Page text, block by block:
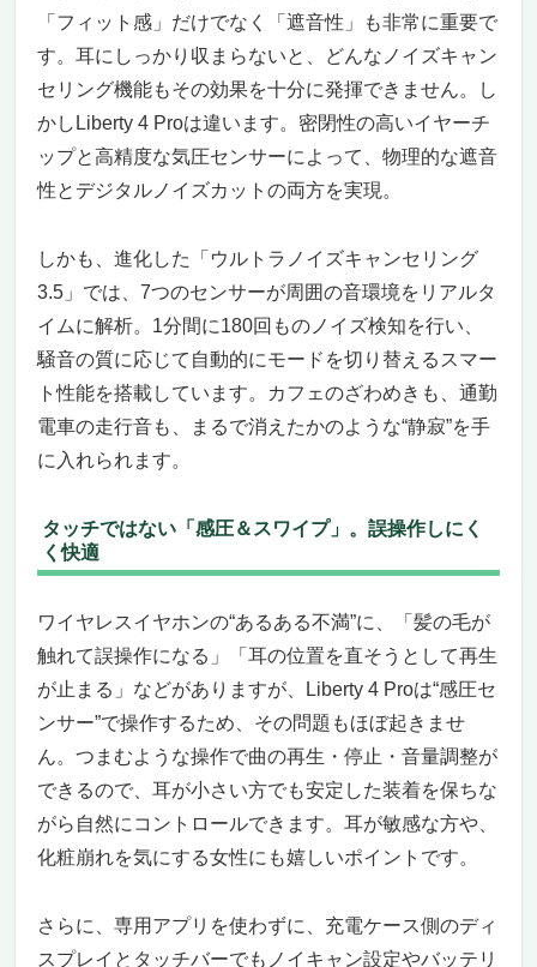
「フィット感」だけでなく「遮音性」も非常に重要で
す。耳にしっかり収まらないと、どんなノイズキャン
セリング機能もその効果を十分に発揮できません。し
かしLiberty 4 Proは違います。密閉性の高いイヤーチ
ップと高精度な気圧センサーによって、物理的な遮音
性とデジタルノイズカットの両方を実現。
しかも、進化した「ウルトラノイズキャンセリング
3.5」では、7つのセンサーが周囲の音環境をリアルタ
イムに解析。1分間に180回ものノイズ検知を行い、
騒音の質に応じて自動的にモードを切り替えるスマー
ト性能を搭載しています。カフェのざわめきも、通勤
電車の走行音も、まるで消えたかのような“静寂”を手
に入れられます。
タッチではない「感圧＆スワイプ」。誤操作しにく
く快適
ワイヤレスイヤホンの“あるある不満”に、「髪の毛が
触れて誤操作になる」「耳の位置を直そうとして再生
が止まる」などがありますが、Liberty 4 Proは“感圧セ
ンサー”で操作するため、その問題もほぼ起きませ
ん。つまむような操作で曲の再生・停止・音量調整が
できるので、耳が小さい方でも安定した装着を保ちな
がら自然にコントロールできます。耳が敏感な方や、
化粧崩れを気にする女性にも嬉しいポイントです。
さらに、専用アプリを使わずに、充電ケース側のディ
スプレイとタッチバーでもノイキャン設定やバッテリ